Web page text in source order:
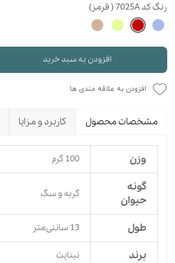
رنگ کد 7025A ( قرمز)
افزودن به سبد خرید
افزودن به علاقه مندی ها
مشخصات محصول کاربرد و مزایا
وزن 100 گرم
گونه
حیوان
گربه و سگ
طول 13 سانتی‌متر
برند نیناپت